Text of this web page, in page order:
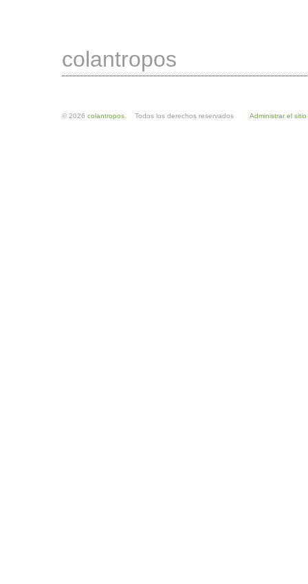
colantropos
© 2026 colantropos . Todos los derechos reservados Administrar el sitio